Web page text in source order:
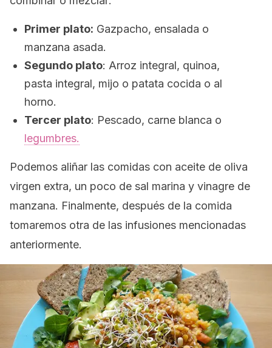
Primer plato: Gazpacho, ensalada o
manzana asada.
Segundo plato: Arroz integral, quinoa,
pasta integral, mijo o patata cocida o al
horno.
Tercer plato: Pescado, carne blanca o
legumbres.
Podemos aliñar las comidas con aceite de oliva
virgen extra, un poco de sal marina y vinagre de
manzana. Finalmente, después de la comida
tomaremos otra de las infusiones mencionadas
anteriormente.